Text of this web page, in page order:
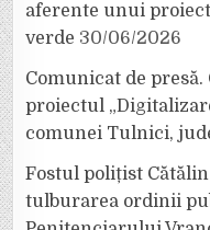
aferente unui
verde 30/06/2026
Comunicat de
proiectul
comunei Tulnici,
Fostul polițist
tulburarea ordinii